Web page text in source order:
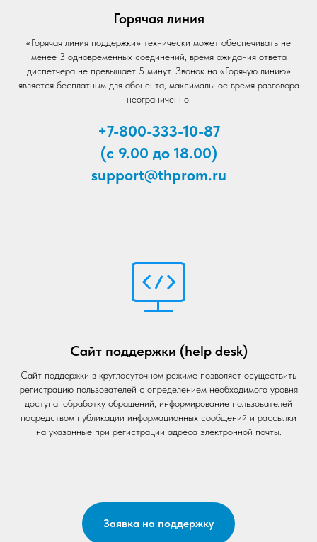
Горячая линия
«Горячая линия поддержки» технически может обеспечивать не
менее 3 одновременных соединений, время ожидания ответа
диспетчера не превышает 5 минут. Звонок на «Горячую линию»
является бесплатным для абонента, максимальное время разговора
неограниченно.
+7-800-333-10-87
(с 9.00 до 18.00)
support@thprom.ru
Сайт поддержки (help desk)
Сайт поддержки в круглосуточном режиме позволяет осуществить
регистрацию пользователей с определением необходимого уровня
доступа, обработку обращений, информирование пользователей
посредством публикации информационных сообщений и рассылки
на указанные при регистрации адреса электронной почты.
Заявка на поддержку